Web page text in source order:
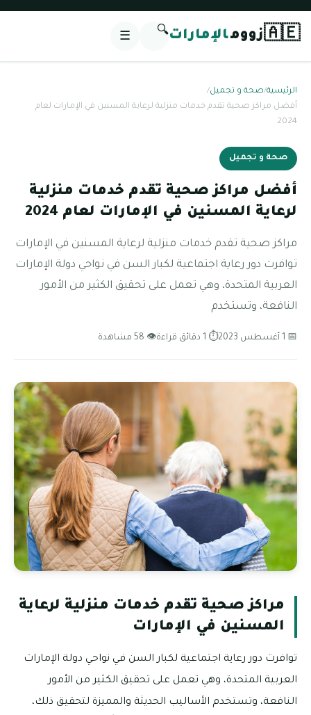
🇦🇪زوومالإمارات🔍
☰
الرئيسية/صحة و تجميل/
أفضل مراكز صحية تقدم خدمات منزلية لرعاية المسنين في الإمارات لعام
2024
صحة و تجميل
أفضل مراكز صحية تقدم خدمات منزلية
لرعاية المسنين في الإمارات لعام 2024
مراكز صحية تقدم خدمات منزلية لرعاية المسنين في الإمارات
توافرت دور رعاية اجتماعية لكبار السن في نواحي دولة الإمارات
العربية المتحدة، وهي تعمل على تحقيق الكثير من الأمور
النافعة، وتستخدم
📅 1 أغسطس 2023 ⏱ 1 دقائق قراءة 👁 58 مشاهدة
مراكز صحية تقدم خدمات منزلية لرعاية
المسنين في الإمارات
توافرت دور رعاية اجتماعية لكبار السن في نواحي دولة الإمارات
العربية المتحدة، وهي تعمل على تحقيق الكثير من الأمور
النافعة، وتستخدم الأساليب الحديثة والمميزة لتحقيق ذلك،